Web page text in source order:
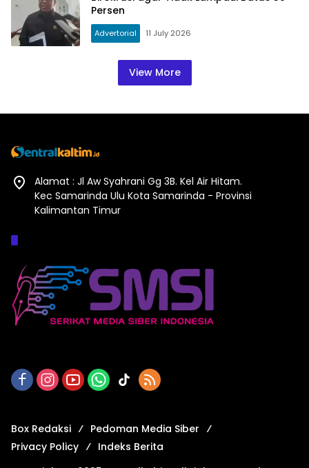
Persen
Advertorial 11 July 2026
View More
Alamat : Jl Aw Syahrani Gg 3B. Kel Air Hitam.
Kec Samarinda Ulu Kota Samarinda - Provinsi
Kalimantan Timur
Box Redaksi
Pedoman Media Siber
Privacy Policy
Indeks Berita